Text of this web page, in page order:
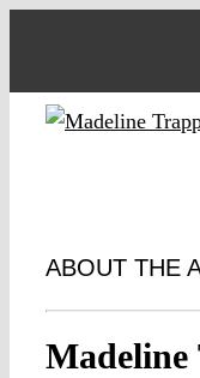
ABOUT THE
Madeline